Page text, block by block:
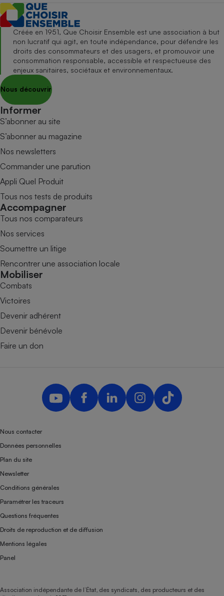
Créée en 1951, Que Choisir Ensemble est une association à but
non lucratif qui agit, en toute indépendance, pour défendre les
droits des consommateurs et des usagers, et promouvoir une
consommation responsable, accessible et respectueuse des
enjeux sanitaires, sociétaux et environnementaux.
Nous découvrir
Informer
S’abonner au site
S’abonner au magazine
Nos newsletters
Commander une parution
Appli Quel Produit
Tous nos tests de produits
Accompagner
Tous nos comparateurs
Nos services
Soumettre un litige
Rencontrer une association locale
Mobiliser
Combats
Victoires
Devenir adhérent
Devenir bénévole
Faire un don
Nous contacter
Données personnelles
Plan du site
Newsletter
Conditions générales
Paramétrer les traceurs
Questions fréquentes
Droits de reproduction et de diffusion
Mentions légales
Panel
Association indépendante de l’État, des syndicats, des producteurs et des